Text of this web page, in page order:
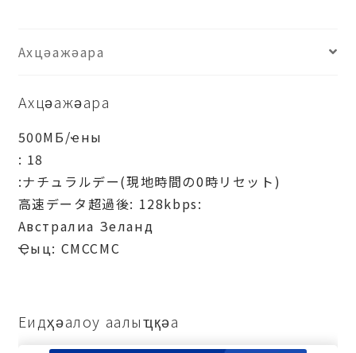
Ахцәажәара
Ахцәажәара
500МБ/ҽны
: 18
:ナチュラルデー(現地時間の0時リセット)
高速データ超過後: 128kbps:
Австралиа Зеланд
Ҿыц: СМССМС
Еидҳәалоу аалыҵқәа